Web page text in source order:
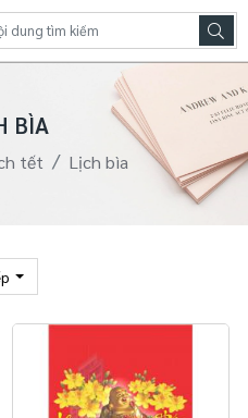
BÌA
tết Lịch bìa